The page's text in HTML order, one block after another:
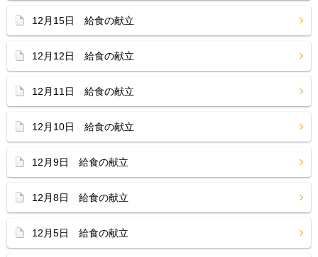
12月15日 給食の献立
12月12日 給食の献立
12月11日 給食の献立
12月10日 給食の献立
12月9日 給食の献立
12月8日 給食の献立
12月5日 給食の献立